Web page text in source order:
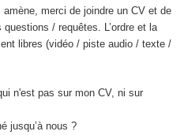
merci de joindre un CV et de
/ requêtes. L’ordre et la
libres (vidéo / piste audio / texte /
n'est pas sur mon CV, ni sur
jusqu’à nous ?